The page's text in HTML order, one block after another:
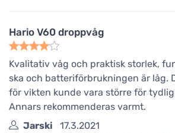
Hario V60 droppvåg
Kvalitativ våg och praktisk storlek,
ska och batteriförbrukningen är låg.
för vikten kunde vara större för
Annars rekommenderas varmt.
Jarski
17.3.2021